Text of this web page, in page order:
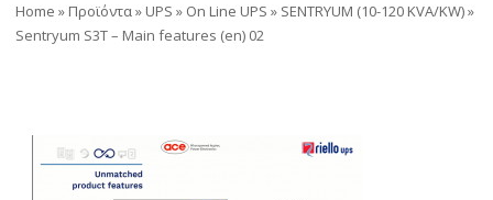
Home » Προϊόντα» UPS » On Line UPS » SENTRYUM (10-120 KVA/KW)»
Sentryum S3T – Main features (en) 02